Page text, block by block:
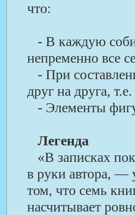
что:
- В каждую
непременно все
- При
друг на друга,
- Элементы
Легенда
«В записках
в руки автора, —
том, что семь
насчитывает